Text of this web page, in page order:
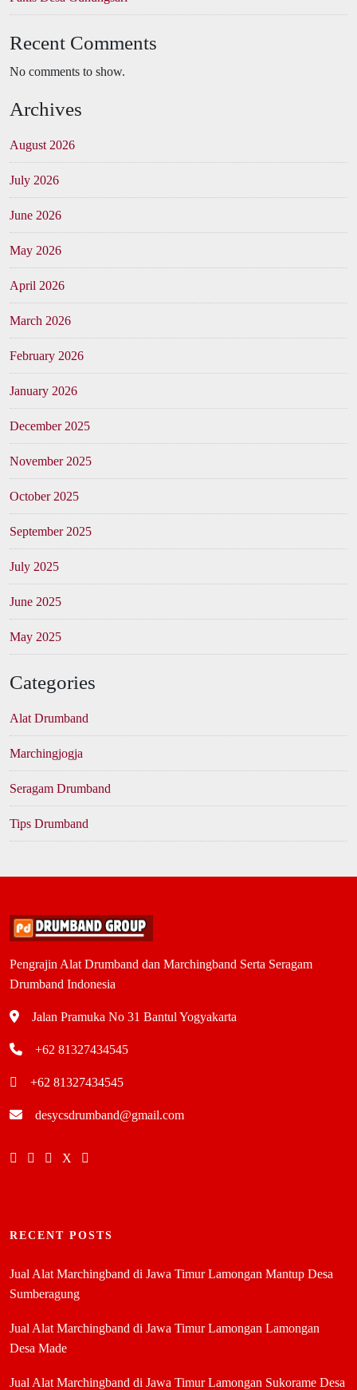
Recent Comments
No comments to show.
Archives
August 2026
July 2026
June 2026
May 2026
April 2026
March 2026
February 2026
January 2026
December 2025
November 2025
October 2025
September 2025
July 2025
June 2025
May 2025
Categories
Alat Drumband
Marchingjogja
Seragam Drumband
Tips Drumband
Pengrajin Alat Drumband dan Marchingband Serta Seragam
Drumband Indonesia
Jalan Pramuka No 31 Bantul Yogyakarta
+62 81327434545
+62 81327434545
desycsdrumband@gmail.com
RECENT POSTS
Jual Alat Marchingband di Jawa Timur Lamongan Mantup Desa
Sumberagung
Jual Alat Marchingband di Jawa Timur Lamongan Lamongan
Desa Made
Jual Alat Marchingband di Jawa Timur Lamongan Sukorame Desa